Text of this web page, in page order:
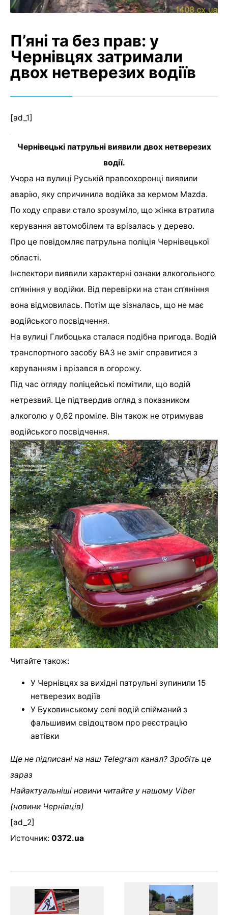
П’яні та без прав: у
Чернівцях затримали
двох нетверезих водіїв
[ad_1]
Чернівецькі патрульні виявили двох нетверезих
водії.
Учора на вулиці Руській правоохоронці виявили
аварію, яку спричинила водійка за кермом Mazda.
По ходу справи стало зрозуміло, що жінка втратила
керування автомобілем та врізалась у дерево.
Про це повідомляє патрульна поліція Чернівецької
області.
Інспектори виявили характерні ознаки алкогольного
сп’яніння у водійки. Від перевірки на стан сп’яніння
вона відмовилась. Потім ще зізналась, що не має
водійського посвідчення.
На вулиці Глибоцька сталася подібна пригода. Водій
транспортного засобу ВАЗ не зміг справитися з
керуванням і врізався в огорожу.
Під час огляду поліцейські помітили, що водій
нетрезвий. Це підтвердив огляд з показником
алкоголю у 0,62 проміле. Він також не отримував
водійського посвідчення.
Читайте також:
У Чернівцях за вихідні патрульні зупинили 15
нетверезих водіїв
У Буковинському селі водій спійманий з
фальшивим свідоцтвом про реєстрацію
автівки
Ще не підписані на наш Telegram канал? Зробіть це
зараз
Найактуальніші новини читайте у нашому Viber
(новини Чернівців)
[ad_2]
Источник: 0372.ua